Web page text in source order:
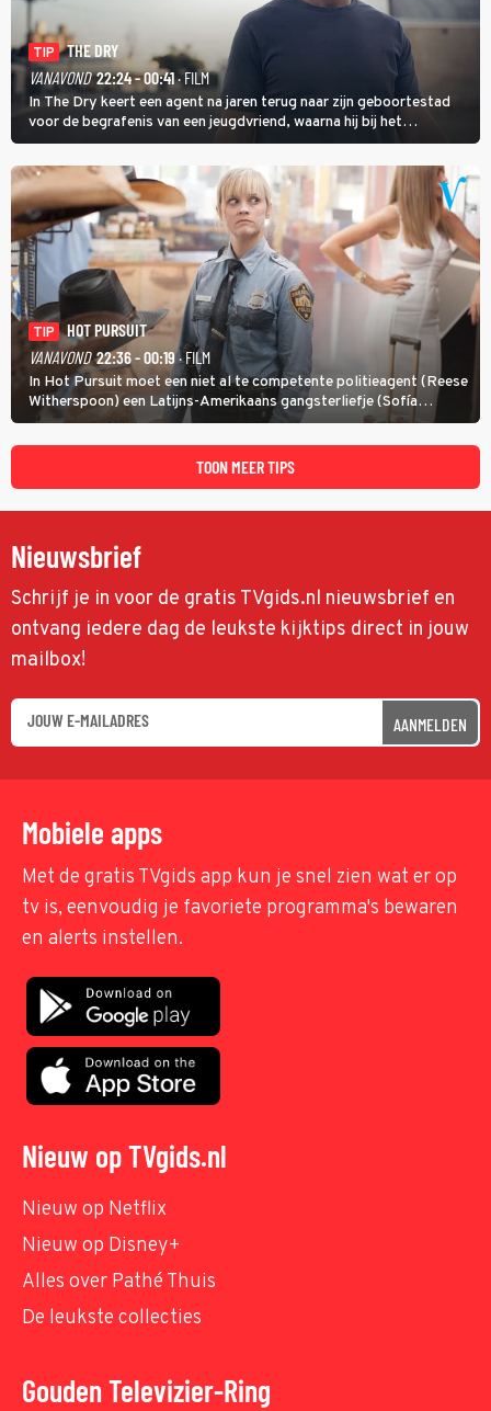
TIP
THE DRY
VANAVOND 22:24 - 00:41· FILM
In The Dry keert een agent na jaren terug naar zijn geboortestad
voor de begrafenis van een jeugdvriend, waarna hij bij het
onderzoeken van diens dood een verband begint te vermoeden
met een oude zaak.
TIP
HOT PURSUIT
VANAVOND 22:36 - 00:19· FILM
In Hot Pursuit moet een niet al te competente politieagent (Reese
Witherspoon) een Latijns-Amerikaans gangsterliefje (Sofía
Vergara) beschermen tegen corrupte agenten en moordlustige
maffiatypes.
TOON MEER TIPS
Nieuwsbrief
Schrijf je in voor de gratis TVgids.nl nieuwsbrief en
ontvang iedere dag de leukste kijktips direct in jouw
mailbox!
AANMELDEN
Mobiele apps
Met de gratis TVgids app kun je snel zien wat er op
tv is, eenvoudig je favoriete programma's bewaren
en alerts instellen.
Nieuw op TVgids.nl
Nieuw op Netflix
Nieuw op Disney+
Alles over Pathé Thuis
De leukste collecties
Gouden Televizier-Ring